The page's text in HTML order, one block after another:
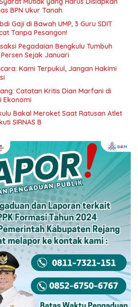
BPN Ukur Tanah
Gaji di Bawah UMP, 3 Guru SDIT
Tanpa Pesangon!
Pegadaian Bengkulu Tumbuh
Sejak Januari
Kami Terpukul, Jangan Hakimi
Catatan Kritis Dian Marfani di
Ekonomi
Bakal Meroket Saat Ratusan Atlet
SIRNAS B